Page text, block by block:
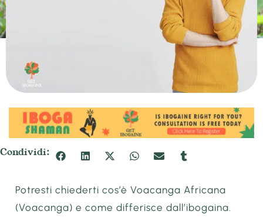
Condividi:
Potresti chiederti cos’è Voacanga Africana
(Voacanga) e come differisce dall’ibogaina.